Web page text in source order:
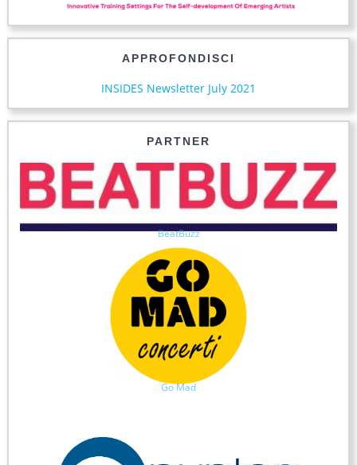
APPROFONDISCI
INSIDES Newsletter July 2021
PARTNER
BeatBuzz
Go Mad